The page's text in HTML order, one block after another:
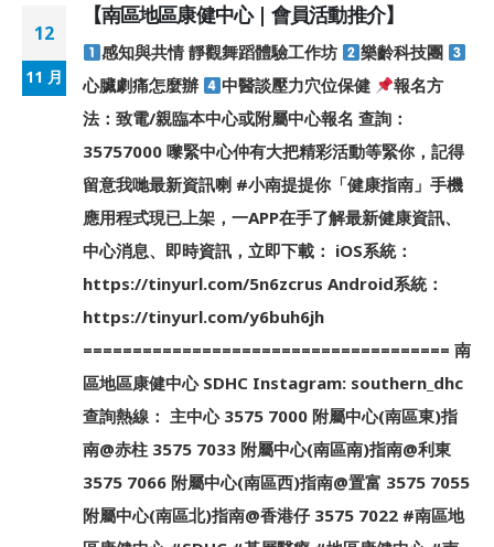
12
11 月
【南區地區康健中心 | 會員活動推介】
感知與共情 靜觀舞蹈體驗工作坊
樂齡科技團
心臟劇痛怎麼辦
中醫談壓力穴位保健
報名方
法：致電/親臨本中心或附屬中心報名 查詢：
35757000 嚟緊中心仲有大把精彩活動等緊你，記得
留意我哋最新資訊喇 #小南提提你「健康指南」手機
應用程式現已上架，一APP在手了解最新健康資訊、
中心消息、即時資訊，立即下載： iOS系統：
https://tinyurl.com/5n6zcrus Android系統：
https://tinyurl.com/y6buh6jh
===================================== 南
區地區康健中心 SDHC Instagram: southern_dhc
查詢熱線： 主中心 3575 7000 附屬中心(南區東)指
南@赤柱 3575 7033 附屬中心(南區南)指南@利東
3575 7066 附屬中心(南區西)指南@置富 3575 7055
附屬中心(南區北)指南@香港仔 3575 7022 #南區地